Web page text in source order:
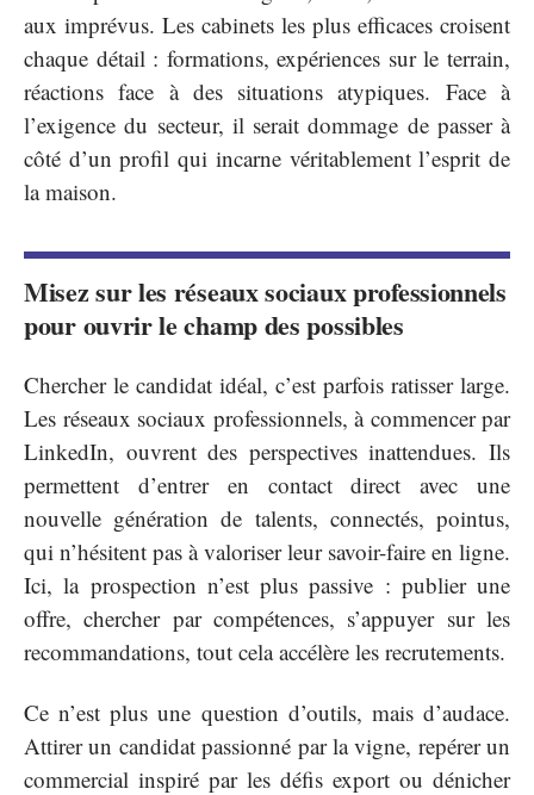
aux imprévus. Les cabinets les plus efficaces croisent
chaque détail : formations, expériences sur le terrain,
réactions face à des situations atypiques. Face à
l’exigence du secteur, il serait dommage de passer à
côté d’un profil qui incarne véritablement l’esprit de
la maison.
Misez sur les réseaux sociaux professionnels
pour ouvrir le champ des possibles
Chercher le candidat idéal, c’est parfois ratisser large.
Les réseaux sociaux professionnels, à commencer par
LinkedIn, ouvrent des perspectives inattendues. Ils
permettent d’entrer en contact direct avec une
nouvelle génération de talents, connectés, pointus,
qui n’hésitent pas à valoriser leur savoir-faire en ligne.
Ici, la prospection n’est plus passive : publier une
offre, chercher par compétences, s’appuyer sur les
recommandations, tout cela accélère les recrutements.
Ce n’est plus une question d’outils, mais d’audace.
Attirer un candidat passionné par la vigne, repérer un
commercial inspiré par les défis export ou dénicher